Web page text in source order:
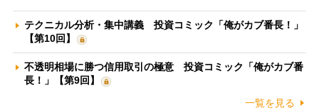
テクニカル分析・集中講義 投資コミック「俺がカブ番長！」
【第10回】
不透明相場に勝つ信用取引の極意 投資コミック「俺がカブ番
長！」【第9回】
一覧を見る